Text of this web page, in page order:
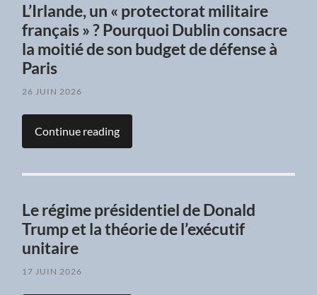
L’Irlande, un « protectorat militaire
français » ? Pourquoi Dublin consacre
la moitié de son budget de défense à
Paris
26 JUIN 2026
Continue reading
Le régime présidentiel de Donald
Trump et la théorie de l’exécutif
unitaire
17 JUIN 2026